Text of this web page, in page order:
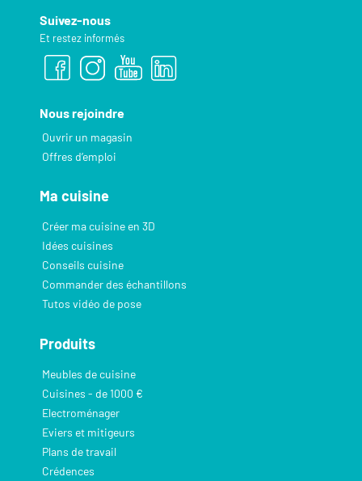
Suivez-nous
Et restez informés
Nous rejoindre
Ouvrir un magasin
Offres d’emploi
Ma cuisine
Créer ma cuisine en 3D
Idées cuisines
Conseils cuisine
Commander des échantillons
Tutos vidéo de pose
Produits
Meubles de cuisine
Cuisines - de 1000 €
Electroménager
Eviers et mitigeurs
Plans de travail
Crédences